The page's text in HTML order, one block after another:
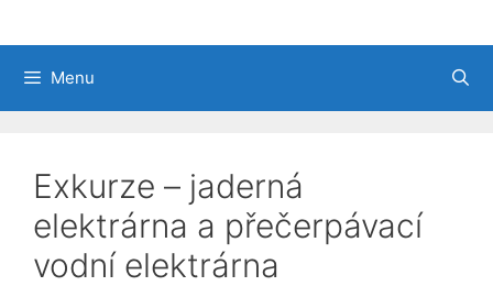
Menu
Exkurze – jaderná
elektrárna a přečerpávací
vodní elektrárna